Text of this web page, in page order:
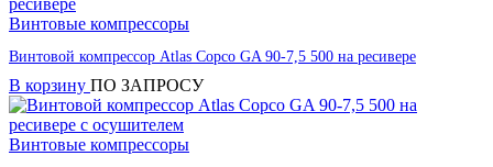
Винтовые компрессоры
Винтовой компрессор Atlas Copco GA 90-7,5 500 на ресивере
В корзину ПО ЗАПРОСУ
Винтовые компрессоры